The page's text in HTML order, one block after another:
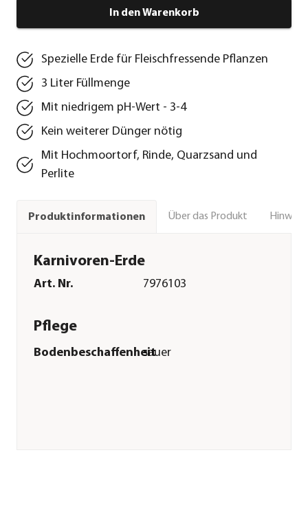
In den Warenkorb
Spezielle Erde für Fleischfressende Pflanzen
3 Liter Füllmenge
Mit niedrigem pH-Wert - 3-4
Kein weiterer Dünger nötig
Mit Hochmoortorf, Rinde, Quarzsand und
Perlite
Produktinformationen Über das Produkt
Karnivoren-Erde
Art. Nr. 7976103
Pflege
Bodenbeschaffenheitsauer